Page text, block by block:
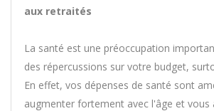
aux retraités
La santé est une préoccupation
des répercussions sur votre budget,
En effet, vos dépenses de santé sont
augmenter fortement avec l'âge et vous